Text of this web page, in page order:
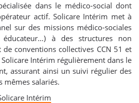
dans le médico-social dont
actif. Solicare Intérim met à
sur des missions médico-sociales
éducateur…) à des structures non
conventions collectives CCN 51 et
Solicare Intérim régulièrement dans le
assurant ainsi un suivi régulier des
mêmes salariés.
Intérim